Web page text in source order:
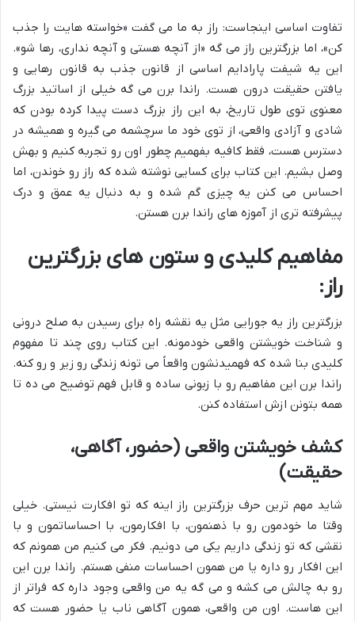
تفاوت اساسی اینجاست: راز به ما می گفت «خواسته هایت را جذب
کن»، اما بزرگترین راز می گه «از آنچه هستی و آنچه نداری، رها شو».
این یه شیفت پارادایم اساسی از قانون جذب به قانون رهایی و
یافتن حقیقت درون هست. راندا برن می گه خیلی از اساتید بزرگ
معنوی توی طول تاریخ، به این راز بزرگ دست پیدا کرده بودن که
شادی و آزادی واقعی، از توی خود ما سرچشمه می گیره و همیشه در
دسترس هست، فقط کافیه بفهمیم چطور اون رو تجربه کنیم و بهش
وصل بشیم. این کتاب برای کسایی نوشته شده که راز رو خوندن، اما
احساس می کنن یه چیزی گم شده و به دنبال یه عمق و درک
پیشرفته تری از آموزه های راندا برن هستن.
مفاهیم کلیدی و ستون های بزرگترین
راز:
بزرگترین راز یه جورایی مثل یه نقشه راه برای رسیدن به صلح درونی
و شناخت خویشتن واقعی خودمونه. این کتاب روی چند تا مفهوم
کلیدی بنا شده که فهمیدنشون واقعاً می تونه زندگی رو زیر و رو کنه.
راندا برن این مفاهیم رو با زبونی ساده و قابل فهم توضیح می ده تا
همه بتونن ازش استفاده کنن.
کشف خویشتن واقعی (حضور، آگاهی،
حقیقت)
شاید مهم ترین حرف بزرگترین راز اینه که تو افکارت نیستی. خیلی
وقتا ما خودمون رو با ذهنمون، با افکارمون، با احساساتمون و با
نقشی که تو زندگی داریم یکی می دونیم. فکر می کنیم من همونم که
این افکار رو داره یا من همون احساسات منفی هستم. راندا برن این
رو به چالش می کشه و می گه یه من واقعی وجود داره که فراتر از
این هاست. اون من واقعی، همون آگاهی ناب یا حضور هست که